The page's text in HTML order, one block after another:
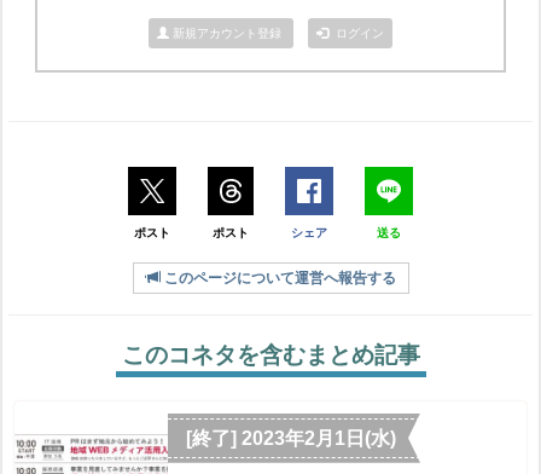
新規アカウント登録 ログイン
ポスト ポスト シェア 送る
このページについて運営へ報告する
このコネタを含むまとめ記事
[終了] 2023年2月1日(水)